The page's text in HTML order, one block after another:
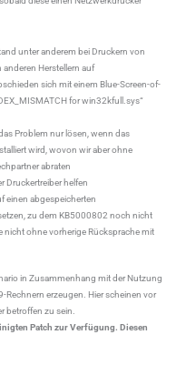
unter anderem bei Druckern von
anderen Herstellern auf
sich mit einem Blue-Screen-of-
for win32kfull.sys“
Problem nur lösen, wenn das
wird, wovon wir aber ohne
abraten
Druckertreiber helfen
einen abgespeicherten
zu dem KB5000802 noch nicht
nicht ohne vorherige Rücksprache mit
in Zusammenhang mit der Nutzung
erzeugen. Hier scheinen vor
betroffen zu sein.
Patch zur Verfügung. Diesen